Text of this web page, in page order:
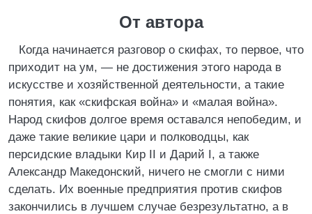
От автора
Когда начинается разговор о скифах, то первое, что
приходит на ум, — не достижения этого народа в
искусстве и хозяйственной деятельности, а такие
понятия, как «скифская война» и «малая война».
Народ скифов долгое время оставался непобедим, и
даже такие великие цари и полководцы, как
персидские владыки Кир II и Дарий I, а также
Александр Македонский, ничего не смогли с ними
сделать. Их военные предприятия против скифов
закончились в лучшем случае безрезультатно, а в